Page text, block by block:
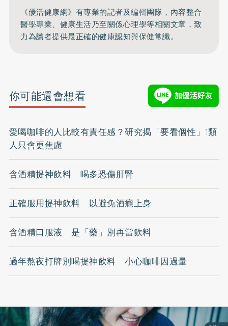
《優活健康網》有專業的記者及編輯團隊，內容整合
醫學專業、健康生活乃至關係心理學等相關文章，致
力為讀者提供最正確的健康認知與保健常識。
你可能還會想看
愛喝咖啡的人比較有責任感？研究揭「要看個性」1類
人只會更焦慮
含酒精提神飲料 喝多恐傷肝腎
正確服用提神飲料 以避免酒癮上身
含酒精口服液 是「藥」別再當飲料
過年熬夜打牌別喝提神飲料 小心咖啡因過量